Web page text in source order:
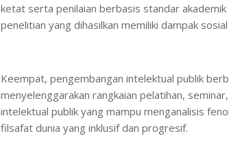
ketat serta penilaian berbasis standar
penelitian yang dihasilkan memiliki dampak
Keempat, pengembangan intelektual publik
menyelenggarakan rangkaian pelatihan,
intelektual publik yang mampu menganalisis
filsafat dunia yang inklusif dan progresif.